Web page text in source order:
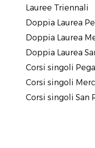
Lauree Triennali
Doppia Laurea
Doppia Laurea
Doppia Laurea
Corsi singoli
Corsi singoli
Corsi singoli San